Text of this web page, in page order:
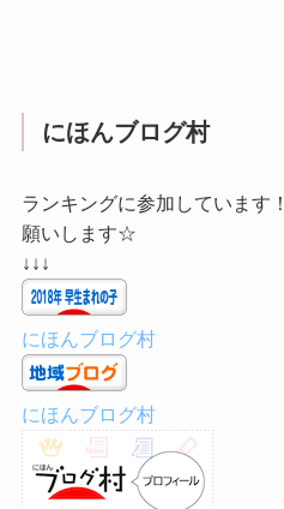
にほんブログ村
ランキングに参加しています
願いします☆
↓↓↓
にほんブログ村
にほんブログ村